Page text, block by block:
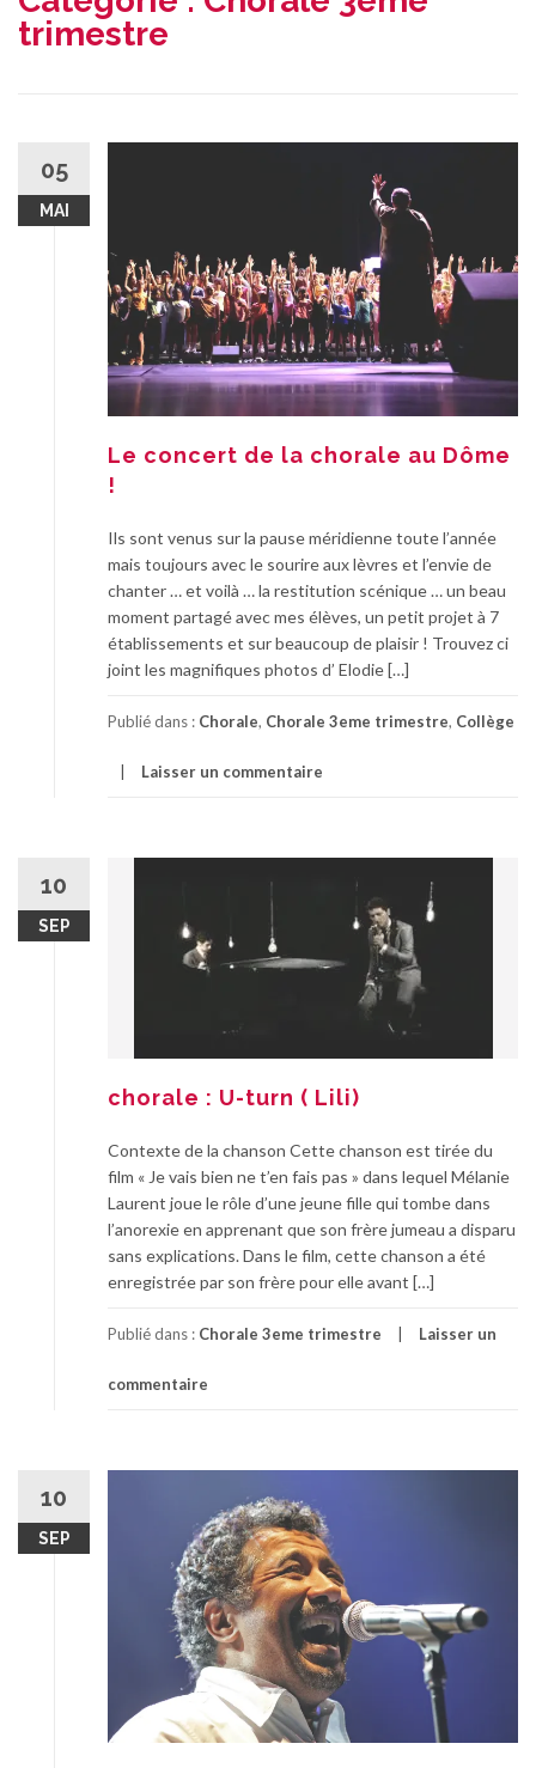
trimestre
05
MAI
Le concert de la chorale au Dôme
!
Ils sont venus sur la pause méridienne toute l’année
mais toujours avec le sourire aux lèvres et l’envie de
chanter … et voilà … la restitution scénique … un beau
moment partagé avec mes élèves, un petit projet à 7
établissements et sur beaucoup de plaisir ! Trouvez ci
joint les magnifiques photos d’ Elodie […]
Publié dans : Chorale, Chorale 3eme trimestre, Collège
Laisser un commentaire
10
SEP
chorale : U-turn ( Lili)
Contexte de la chanson Cette chanson est tirée du
film « Je vais bien ne t’en fais pas » dans lequel Mélanie
Laurent joue le rôle d’une jeune fille qui tombe dans
l’anorexie en apprenant que son frère jumeau a disparu
sans explications. Dans le film, cette chanson a été
enregistrée par son frère pour elle avant […]
Publié dans : Chorale 3eme trimestre Laisser un
commentaire
10
SEP